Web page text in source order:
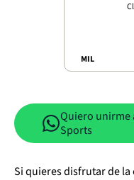
MIL
Quiero unirme
Sports
Si quieres disfrutar de